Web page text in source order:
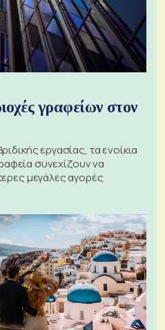
γραφείων στον
εργασίας, τα ενοίκια
συνεχίζουν να
μεγάλες αγορές